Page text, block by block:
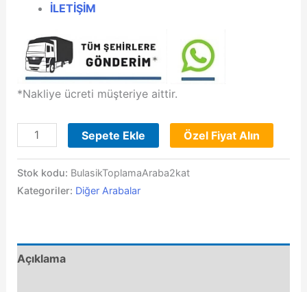
İLETİŞİM
*Nakliye ücreti müşteriye aittir.
Bulaşık
Toplama
Arabası
adet
Sepete Ekle Özel Fiyat Alın
Stok kodu: BulasikToplamaAraba2kat
Kategoriler: Diğer Arabalar
Açıklama